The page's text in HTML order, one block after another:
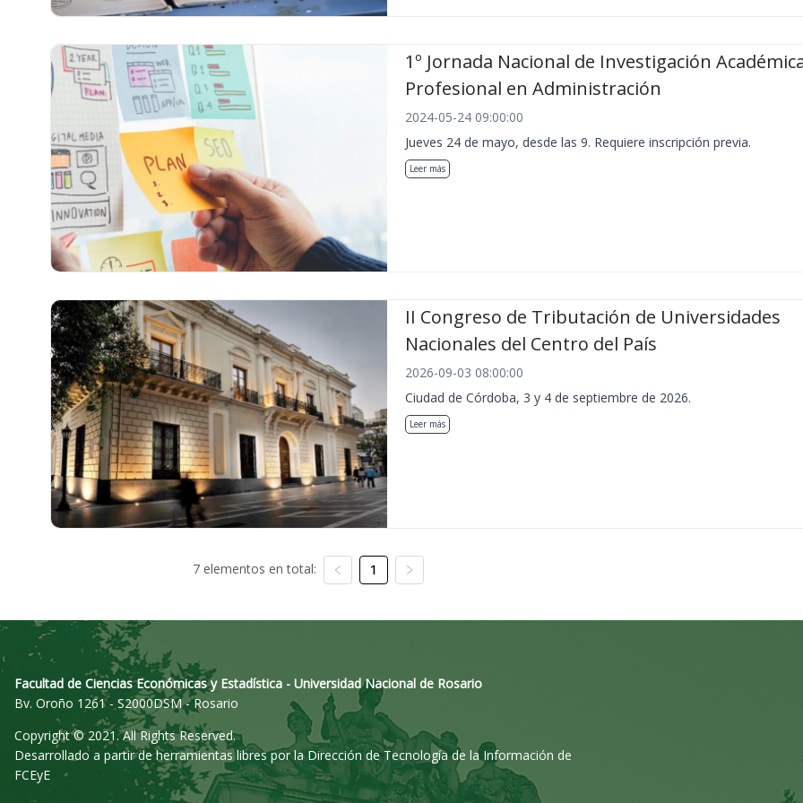
1º Jornada Nacional de Investigación
Profesional en Administración
2024-05-24 09:00:00
Jueves 24 de mayo, desde las 9. Requiere inscripción previa.
Leer más
II Congreso de Tributación de Universidades
Nacionales del Centro del País
2026-09-03 08:00:00
Ciudad de Córdoba, 3 y 4 de septiembre de 2026.
Leer más
7 elementos en total: 1
Facultad de Ciencias Económicas y Estadística - Universidad Nacional de Rosario
Bv. Oroño 1261 - S2000DSM - Rosario
Copyright © 2021. All Rights Reserved.
Desarrollado a partir de herramientas libres por la Dirección de Tecnología de la Información de
FCEyE